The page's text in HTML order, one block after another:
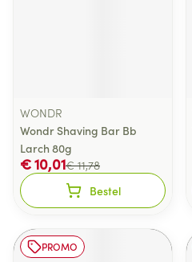
WONDR
Wondr Shaving Bar Bb
Larch 80g
€ 11,78
€ 10,01
Bestel
PROMO